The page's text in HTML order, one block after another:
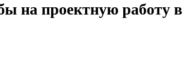
на проектную работу в